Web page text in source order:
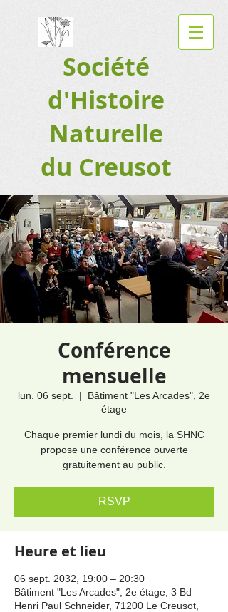
Société
d'Histoire
Naturelle
du Creusot
Conférence
mensuelle
lun. 06 sept.
  |
Bâtiment "Les Arcades", 2e
étage
Chaque premier lundi du mois, la SHNC
propose une conférence ouverte
gratuitement au public.
RSVP
Heure et lieu
06 sept. 2032, 19:00 – 20:30
Bâtiment "Les Arcades", 2e étage, 3 Bd
Henri Paul Schneider, 71200 Le Creusot,